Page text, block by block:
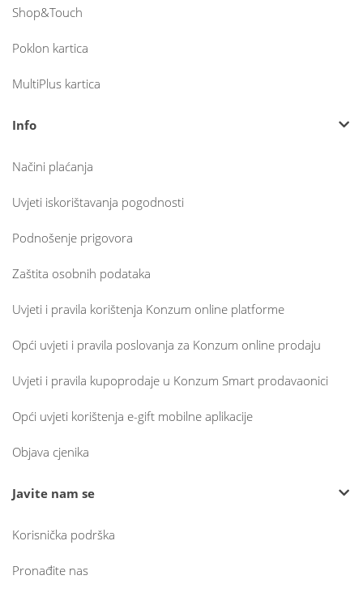
Shop&Touch
Poklon kartica
MultiPlus kartica
Info
Načini plaćanja
Uvjeti iskorištavanja pogodnosti
Podnošenje prigovora
Zaštita osobnih podataka
Uvjeti i pravila korištenja Konzum online platforme
Opći uvjeti i pravila poslovanja za Konzum online prodaju
Uvjeti i pravila kupoprodaje u Konzum Smart prodavaonici
Opći uvjeti korištenja e-gift mobilne aplikacije
Objava cjenika
Javite nam se
Korisnička podrška
Pronađite nas